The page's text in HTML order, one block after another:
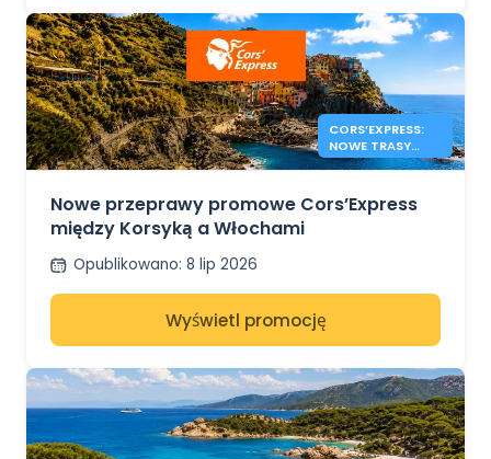
CORS’EXPRESS:
NOWE TRASY
KORSYKA –
Nowe przeprawy promowe Cors’Express
między Korsyką a Włochami
Opublikowano: 8 lip 2026
Wyświetl promocję